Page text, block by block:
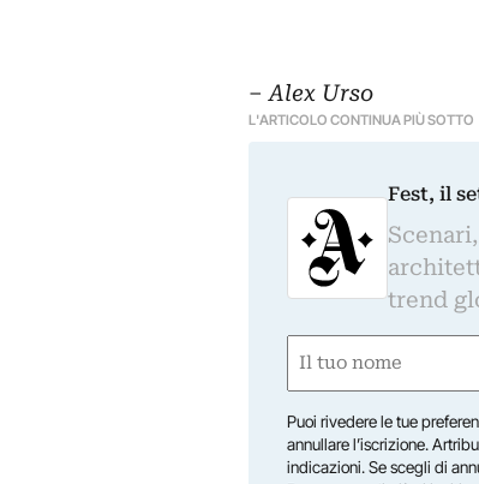
‒Alex Urso
L'ARTICOLO CONTINUA PIÙ SOTTO
Fest, il
trend
Nome
First
Puoi rivedere le tue
annullare l’iscrizione.
indicazioni. Se scegli di